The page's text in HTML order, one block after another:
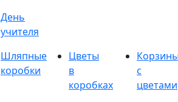
День
учителя
Шляпные
коробки
Цветы
в
коробках
с
цветами